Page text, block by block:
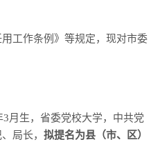
工作条例》等规定，现对市委
3月生，省委党校大学，中共党
局长， 拟提名为县（市、区）